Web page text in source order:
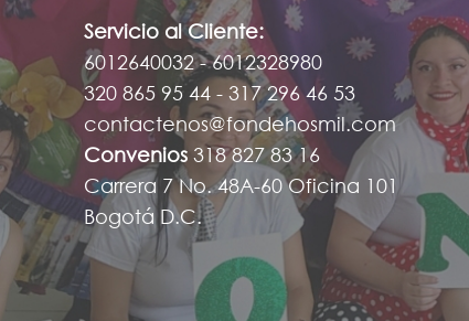
Servicio al Cliente:
6012640032 - 6012328980
320 865 95 44 - 317 296 46 53
contactenos@fondehosmil.com
Convenios 318 827 83 16
Carrera 7 No. 48A-60 Oficina 101
Bogotá D.C.